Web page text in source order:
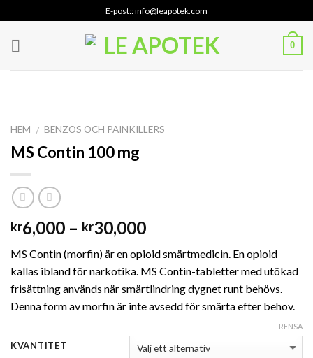
to
content
E-post:: info@leapotek.com
0
HEM / BENZOS OCH PAINKILLERS
MS Contin 100 mg
kr6,000 – kr30,000Prisintervall:
till
kr30,000
MS Contin (morfin) är en opioid smärtmedicin. En opioid
kallas ibland för narkotika. MS Contin-tabletter med utökad
frisättning används när smärtlindring dygnet runt behövs.
Denna form av morfin är inte avsedd för smärta efter behov.
KVANTITET
RENSA